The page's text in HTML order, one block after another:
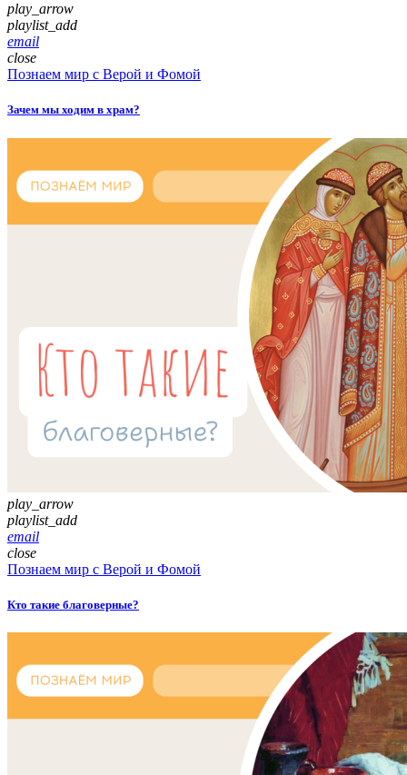
play_arrow
playlist_add
email
close
Познаем мир с Верой и Фомой
Зачем мы ходим в храм?
play_arrow
playlist_add
email
close
Познаем мир с Верой и Фомой
Кто такие благоверные?